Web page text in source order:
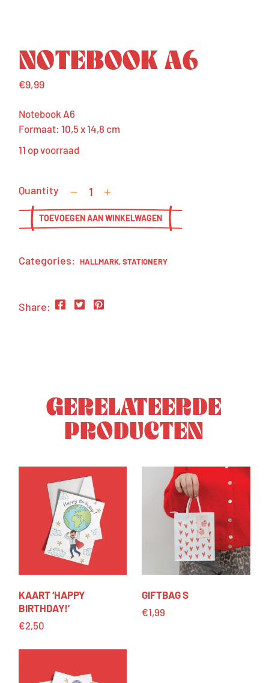
NOTEBOOK A6
€9,99
Notebook A6
Formaat: 10,5 x 14,8 cm
11 op voorraad
Quantity
TOEVOEGEN AAN WINKELWAGEN
Categories: HALLMARK,STATIONERY
Share:
GERELATEERDE
PRODUCTEN
€2,50
KAART ‘HAPPY
BIRTHDAY!’
€1,99
GIFTBAG S